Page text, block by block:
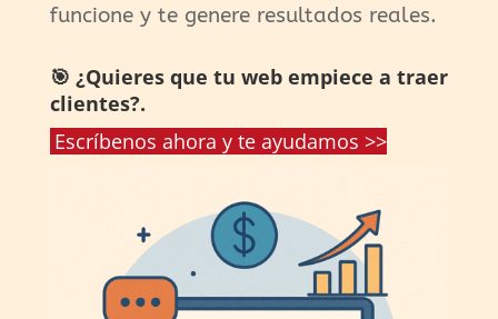
funcione y te genere resultados reales.
🎯 ¿Quieres que tu web empiece a traer
clientes?.
Escríbenos ahora y te ayudamos >>